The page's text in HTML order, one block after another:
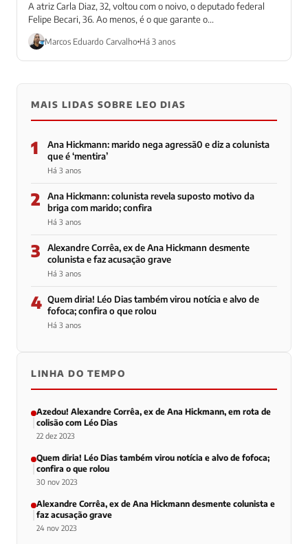
A atriz Carla Diaz, 32, voltou com o noivo, o deputado federal
Felipe Becari, 36. Ao menos, é o que garante o...
Marcos Eduardo Carvalho Há 3 anos
MAIS LIDAS SOBRE LEO DIAS
1
Ana Hickmann: marido nega agressã0 e diz a colunista
que é ‘mentira’
Há 3 anos
2
Ana Hickmann: colunista revela suposto motivo da
briga com marido; confira
Há 3 anos
3
Alexandre Corrêa, ex de Ana Hickmann desmente
colunista e faz acusação grave
Há 3 anos
4 Quem diria! Léo Dias também virou notícia e alvo de
fofoca; confira o que rolou
Há 3 anos
LINHA DO TEMPO
Azedou! Alexandre Corrêa, ex de Ana Hickmann, em rota de
colisão com Léo Dias
22 dez 2023
Quem diria! Léo Dias também virou notícia e alvo de fofoca;
confira o que rolou
30 nov 2023
Alexandre Corrêa, ex de Ana Hickmann desmente colunista e
faz acusação grave
24 nov 2023